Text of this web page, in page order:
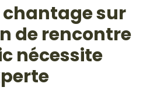
chantage sur
de rencontre
nécessite